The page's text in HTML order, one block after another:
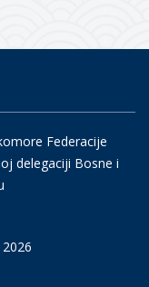
Federacije
delegaciji Bosne i